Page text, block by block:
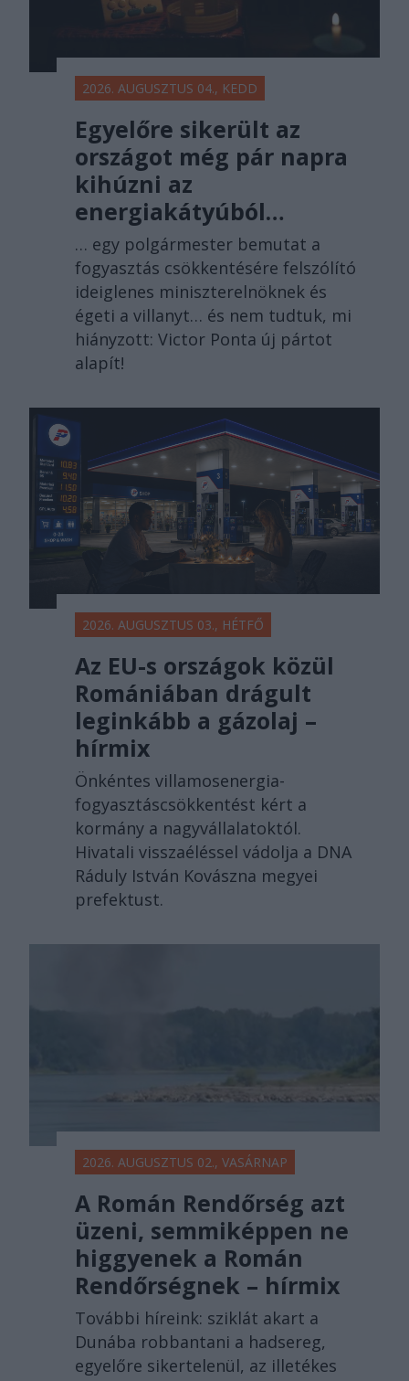
2026. AUGUSZTUS 04., KEDD
Egyelőre sikerült az
országot még pár napra
kihúzni az
energiakátyúból…
… egy polgármester bemutat a
fogyasztás csökkentésére felszólító
ideiglenes miniszterelnöknek és
égeti a villanyt… és nem tudtuk, mi
hiányzott: Victor Ponta új pártot
alapít!
2026. AUGUSZTUS 03., HÉTFŐ
Az EU-s országok közül
Romániában drágult
leginkább a gázolaj –
hírmix
Önkéntes villamosenergia-
fogyasztáscsökkentést kért a
kormány a nagyvállalatoktól.
Hivatali visszaéléssel vádolja a DNA
Ráduly István Kovászna megyei
prefektust.
2026. AUGUSZTUS 02., VASÁRNAP
A Román Rendőrség azt
üzeni, semmiképpen ne
higgyenek a Román
Rendőrségnek – hírmix
További híreink: sziklát akart a
Dunába robbantani a hadsereg,
egyelőre sikertelenül, az illetékes